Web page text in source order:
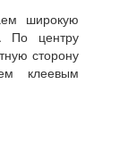
широкую
центру
сторону
клеевым